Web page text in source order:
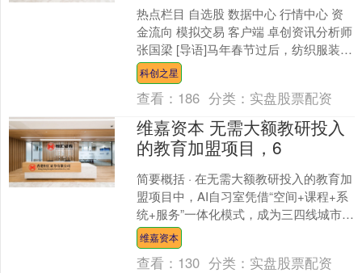
热点栏目 自选股 数据中心 行情中心 资
金流向 模拟交易 客户端 卓创资讯分析师
张国梁 [导语]马年春节过后，纺织服装行
业逐步复工，乙二醇作为聚酯产业链的
核心....
科创之星
查看： 186 分类： 实盘股票配资
维嘉资本 无需大额教研投入
的教育加盟项目，6
简要概括 · 在无需大额教研投入的教育加
盟项目中，AI自习室凭借“空间+课程+系
统+服务”一体化模式，成为三四线城市教
培转型的热门选择，部分品牌可实现6-12
个....
维嘉资本
查看： 130 分类： 实盘股票配资